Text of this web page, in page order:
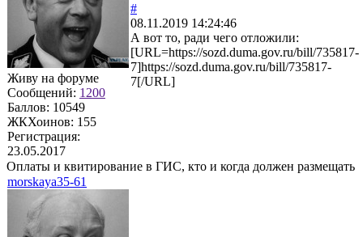
Живу на форуме
Сообщений: 1200
Баллов: 10549
ЖКХоинов: 155
Регистрация:
23.05.2017
#
08.11.2019 14:24:46
А вот то, ради чего отложили:
[URL=https://sozd.duma.gov.ru/bill/735817-
7]https://sozd.duma.gov.ru/bill/735817-
7[/URL]
Оплаты и квитирование в ГИС, кто и когда должен размещать
morskaya35-61